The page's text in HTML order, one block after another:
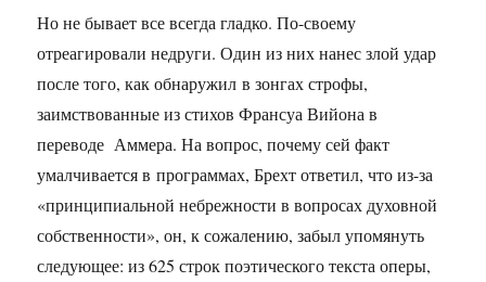
Но не бывает все всегда гладко. По-своему
отреагировали недруги. Один из них нанес злой удар
после того, как обнаружил в зонгах строфы,
заимствованные из стихов Франсуа Вийона в
переводе Аммера. На вопрос, почему сей факт
умалчивается в программах, Брехт ответил, что из-за
«принципиальной небрежности в вопросах духовной
собственности», он, к сожалению, забыл упомянуть
следующее: из 625 строк поэтического текста оперы,